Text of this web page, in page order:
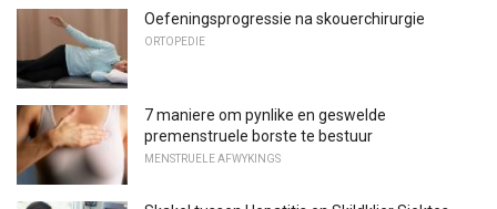
Oefeningsprogressie na skouerchirurgie
ORTOPEDIE
7 maniere om pynlike en geswelde
premenstruele borste te bestuur
MENSTRUELE AFWYKINGS